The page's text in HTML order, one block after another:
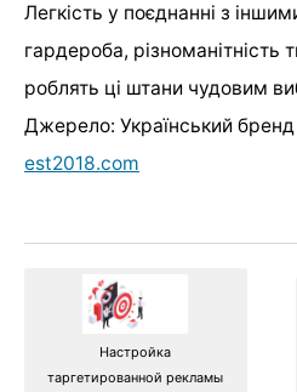
Легкість у поєднанні з
гардероба, різноманітність
роблять ці штани чудовим
Джерело: Український бренд
est2018.com
Настройка
таргетированной рекламы